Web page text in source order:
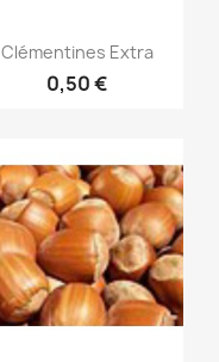
Aperçu rapide
Clémentines Extra
0,50 €